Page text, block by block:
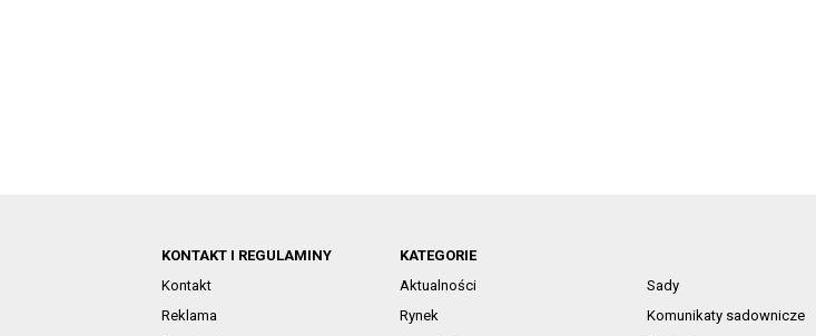
KONTAKT I REGULAMINY
Kontakt
Reklama
KATEGORIE
Aktualności
Sady
Rynek
Komunikaty sadownicze